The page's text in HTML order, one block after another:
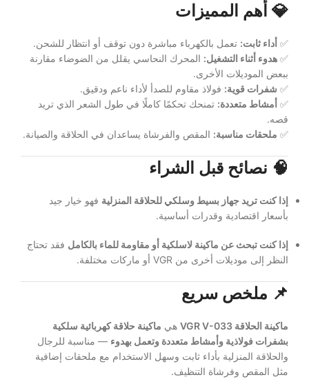
💎 أهم المميزات
✅ أداء ثابت: تعمل بالكهرباء مباشرة دون توقف أو انتظار للشحن.
✅ هدوء أثناء التشغيل: المحرك النحاسي يقلل من الضوضاء مقارنة
ببعض الموديلات الأخرى.
✅ شفرات قوية: فولاذ مقاوم للصدأ لأداء ناعم ودقيق.
✅ أمشاط متعددة: تمنحك تحكمًا كاملًا في طول الشعر الذي تريد
قصه.
✅ ملحقات مناسبة: المقص والفرشاة يساعدان في الحلاقة والصيانة.
🧠 نصائح قبل الشراء
إذا كنت تريد جهاز بسيط وسلكي للحلاقة المنزلية فهو خيار جيد
بأسعار اقتصادية وقدرات أساسية.
إذا كنت تبحث عن ماكينة لاسلكية أو مقاومة للماء بالكامل فقد تحتاج
النظر إلى موديلات أخرى من VGR أو ماركات مختلفة.
📌 ملخص سريع
ماكينة الحلاقة VGR V-033 هي ماكينة حلاقة كهربائية سلكية
بشفرات فولاذية وأمشاط متعددة وتعمل بهدوء — مناسبة للرجال
والحلاقة المنزلية بأداء ثابت وسهل الاستخدام مع ملحقات إضافية
مثل المقص وفرشاة التنظيف.